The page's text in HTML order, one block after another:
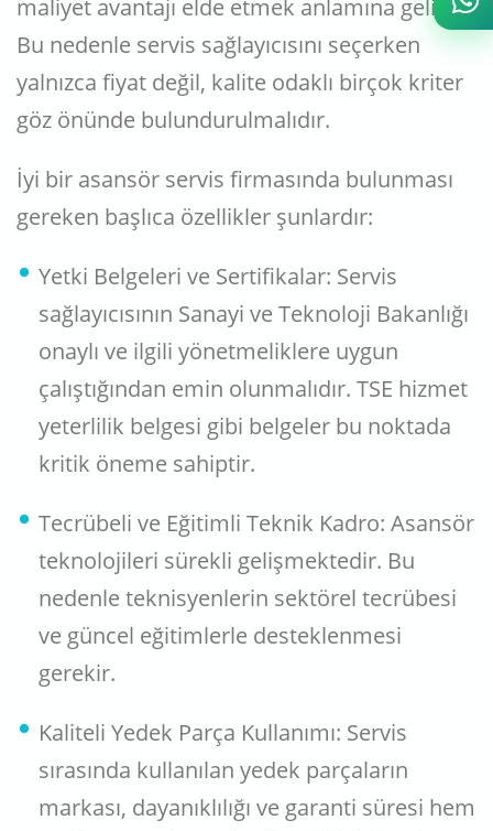
maliyet avantajı elde etmek anlamına gelir.
Bu nedenle servis sağlayıcısını seçerken
yalnızca fiyat değil, kalite odaklı birçok kriter
göz önünde bulundurulmalıdır.
İyi bir asansör servis firmasında bulunması
gereken başlıca özellikler şunlardır:
Yetki Belgeleri ve Sertifikalar: Servis
sağlayıcısının Sanayi ve Teknoloji Bakanlığı
onaylı ve ilgili yönetmeliklere uygun
çalıştığından emin olunmalıdır. TSE hizmet
yeterlilik belgesi gibi belgeler bu noktada
kritik öneme sahiptir.
Tecrübeli ve Eğitimli Teknik Kadro: Asansör
teknolojileri sürekli gelişmektedir. Bu
nedenle teknisyenlerin sektörel tecrübesi
ve güncel eğitimlerle desteklenmesi
gerekir.
Kaliteli Yedek Parça Kullanımı: Servis
sırasında kullanılan yedek parçaların
markası, dayanıklılığı ve garanti süresi hem